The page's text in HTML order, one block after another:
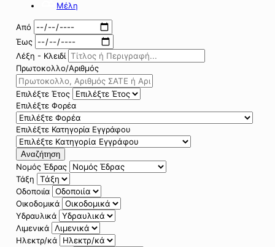
Μέλη
Από
Έως
Λέξη - Κλειδί
Πρωτοκολλο/Αριθμός
Επιλέξτε Έτος
Επιλέξτε Φορέα
Επιλέξτε Κατηγορία Εγγράφου
Αναζήτηση
Νομός Έδρας
Τάξη
Οδοποιία
Οικοδομικά
Υδραυλικά
Λιμενικά
Ηλεκτρ/κά